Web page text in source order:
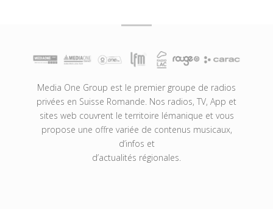
Media One Group est le premier groupe de radios
privées en Suisse Romande. Nos radios, TV, App et
sites web couvrent le territoire lémanique et vous
propose une offre variée de contenus musicaux,
d’infos et
d’actualités régionales.